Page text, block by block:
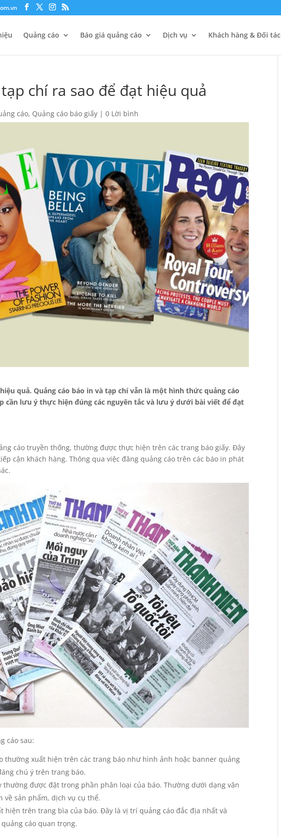
Quảng cáo Báo giá quảng cáo Dịch vụ Khách hàng & Đối tác
chí ra sao để đạt hiệu quả
cáo, Quảng cáo báo giấy |0 Lời bình
quả. Quảng cáo báo in và tạp chí vẫn là một hình thức quảng cáo
cần lưu ý thực hiện đúng các nguyên tắc và lưu ý dưới bài viết để đạt
cáo truyền thống, thường được thực hiện trên các trang báo giấy. Đây
cận khách hàng. Thông qua việc đăng quảng cáo trên các báo in phát
cáo sau:
thường xuất hiện trên các trang báo như hình ảnh hoặc banner quảng
chú ý trên trang báo.
thường được đặt trong phần phân loại của báo. Thường dưới dạng văn
về sản phẩm, dịch vụ cụ thể.
hiện trên trang bìa của báo. Đây là vị trí quảng cáo đắc địa nhất và
cáo quan trọng.